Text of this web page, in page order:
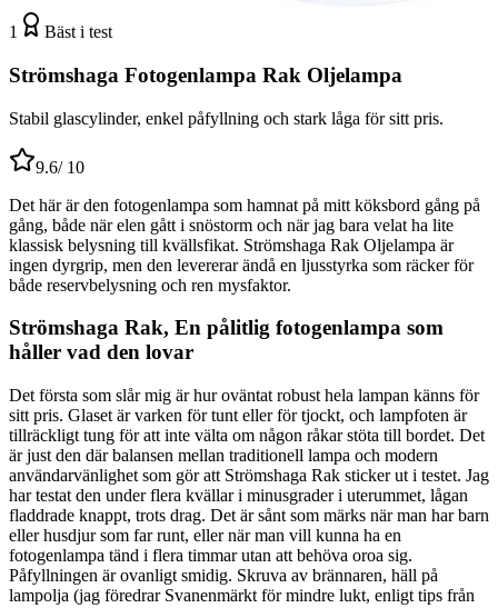
1 Bäst i test
Strömshaga Fotogenlampa Rak Oljelampa
Stabil glascylinder, enkel påfyllning och stark låga för sitt pris.
9.6/ 10
Det här är den fotogenlampa som hamnat på mitt köksbord gång på
gång, både när elen gått i snöstorm och när jag bara velat ha lite
klassisk belysning till kvällsfikat. Strömshaga Rak Oljelampa är
ingen dyrgrip, men den levererar ändå en ljusstyrka som räcker för
både reservbelysning och ren mysfaktor.
Strömshaga Rak, En pålitlig fotogenlampa som
håller vad den lovar
Det första som slår mig är hur oväntat robust hela lampan känns för
sitt pris. Glaset är varken för tunt eller för tjockt, och lampfoten är
tillräckligt tung för att inte välta om någon råkar stöta till bordet. Det
är just den där balansen mellan traditionell lampa och modern
användarvänlighet som gör att Strömshaga Rak sticker ut i testet. Jag
har testat den under flera kvällar i minusgrader i uterummet, lågan
fladdrade knappt, trots drag. Det är sånt som märks när man har barn
eller husdjur som far runt, eller när man vill kunna ha en
fotogenlampa tänd i flera timmar utan att behöva oroa sig.
Påfyllningen är ovanligt smidig. Skruva av brännaren, häll på
lampolja (jag föredrar Svanenmärkt för mindre lukt, enligt tips från